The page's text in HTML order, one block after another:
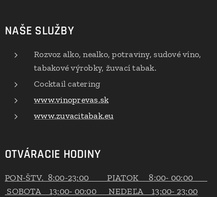
NAŠE SLUŽBY
Rozvoz alko, nealko, potraviny, sudové víno,
tabakové výrobky, žuvací tabak.
Cocktail catering
www.vinoprevas.sk
www.zuvacitabak.eu
OTVÁRACIE HODINY
PON-ŠTV. 8:00-23:00 PIATOK 8:00- 00:00
SOBOTA 13:00- 00:00 NEDEĽA 13:00- 23:00